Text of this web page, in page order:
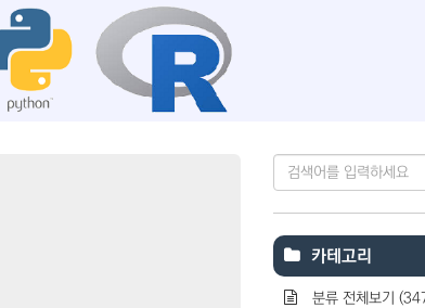
카테고리
분류 전체보기